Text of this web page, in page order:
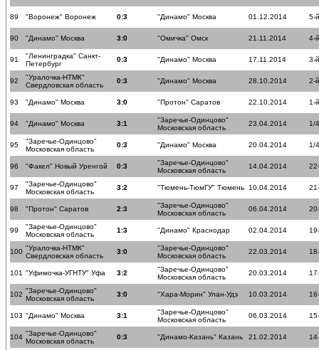
89 "Воронеж" Воронеж 0:3 "Динамо" Москва 01.12.2014 5-
90 "Динамо" Москва 3:0 "Омичка" Омск 21.11.2014 4-
91
"Ленинградка" Санкт-
Петербург
0:3 "Динамо" Москва 17.11.2014 3-
92
"Уралочка-НТМК"
Свердловская область
0:3 "Динамо" Москва 28.10.2014 2-
93 "Динамо" Москва 3:0 "Протон" Саратов 22.10.2014 1-
94 "Динамо" Москва 3:1
"Заречье-Одинцово"
Московская область
23.04.2014 1/
95
"Заречье-Одинцово"
Московская область
0:3 "Динамо" Москва 20.04.2014 1/
96 "Факел" Новый Уренгой 0:3
"Заречье-Одинцово"
Московская область
14.04.2014
97
"Заречье-Одинцово"
Московская область
3:2 "Тюмень-ТюмГУ" Тюмень 10.04.2014
98 "Протон" Саратов 2:3
"Заречье-Одинцово"
Московская область
06.04.2014
99
"Заречье-Одинцово"
Московская область
1:3 "Динамо" Краснодар 02.04.2014
100 "Уралочка-НТМК"
Свердловская область
3:0
"Заречье-Одинцово"
Московская область
22.03.2014
101 "Уфимочка-УГНТУ" Уфа 3:2
"Заречье-Одинцово"
Московская область
20.03.2014
102 "Заречье-Одинцово"
Московская область
3:0 "Хара-Морин" Улан-Удэ 10.03.2014
103 "Динамо" Москва 3:1
"Заречье-Одинцово"
Московская область
06.03.2014
104 "Заречье-Одинцово"
Московская область
0:3 "Динамо-Казань" Казань 21.02.2014